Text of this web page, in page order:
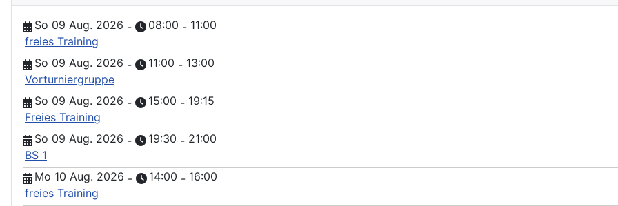
So 09 Aug. 2026 - 08:00 - 11:00
freies Training
So 09 Aug. 2026 - 11:00 - 13:00
Vorturniergruppe
So 09 Aug. 2026 - 15:00 - 19:15
Freies Training
So 09 Aug. 2026 - 19:30 - 21:00
BS 1
Mo 10 Aug. 2026 - 14:00 - 16:00
freies Training